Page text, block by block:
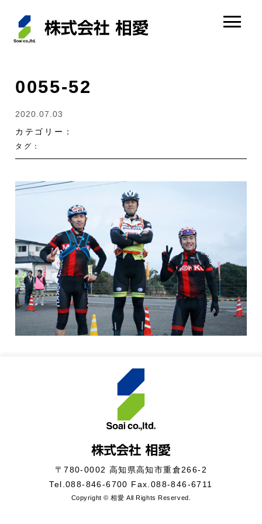
0055-52
2020.07.03
カテゴリー：
タグ：
〒780-0002 高知県高知市重倉266-2
Tel.088-846-6700 Fax.088-846-6711
Copyright © 相愛 All Rights Reserved.